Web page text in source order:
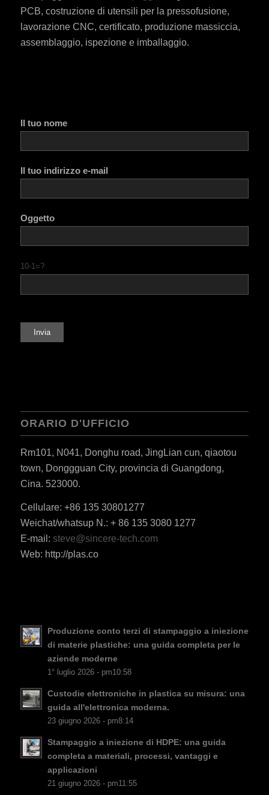
PCB, costruzione di utensili per la pressofusione,
lavorazione CNC, certificato, produzione massiccia,
assemblaggio, ispezione e imballaggio.
Il tuo nome
Il tuo indirizzo e-mail
Oggetto
10-1=?
ORARIO D'UFFICIO
Rm101, N041, Donghu road, JingLian cun, qiaotou
town, Donggguan City, provincia di Guangdong,
Cina. 523000.
Cellulare: +86 135 30801277
Weichat/whatsup N.: + 86 135 3080 1277
E-mail: steve@sincere-tech.com
Web: http://plas.co
Produzione conto terzi di stampaggio a iniezione
di materie plastiche: una guida completa per le
aziende moderne
1° luglio 2026 - pm10:58
Custodie elettroniche in plastica su misura: una
guida all'elettronica moderna.
23 giugno 2026 - pm8:14
Stampaggio a iniezione di HDPE: una guida
completa a materiali, processi, vantaggi e
applicazioni
21 giugno 2026 - pm11:55
ES
JA
KO
PT
CS
DA
FI
RO
ES_MX